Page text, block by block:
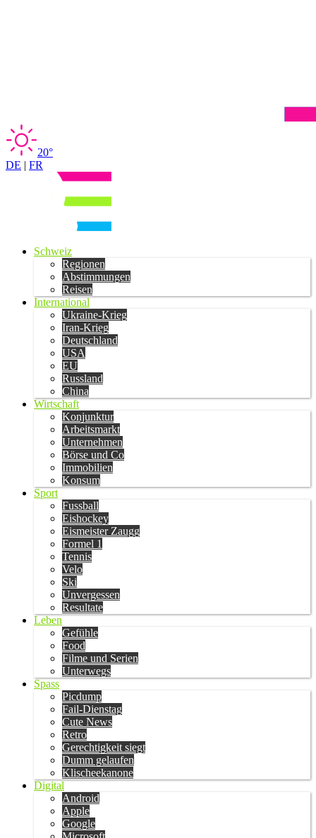
20°
DE | FR
Schweiz
Regionen
Abstimmungen
Reisen
International
Ukraine-Krieg
Iran-Krieg
Deutschland
USA
EU
Russland
China
Wirtschaft
Konjunktur
Arbeitsmarkt
Unternehmen
Börse und Co
Immobilien
Konsum
Sport
Fussball
Eishockey
Eismeister Zaugg
Formel 1
Tennis
Velo
Ski
Unvergessen
Resultate
Leben
Gefühle
Food
Filme und Serien
Unterwegs
Spass
Picdump
Fail-Dienstag
Cute News
Retro
Gerechtigkeit siegt
Dumm gelaufen
Klischeekanone
Digital
Android
Apple
Google